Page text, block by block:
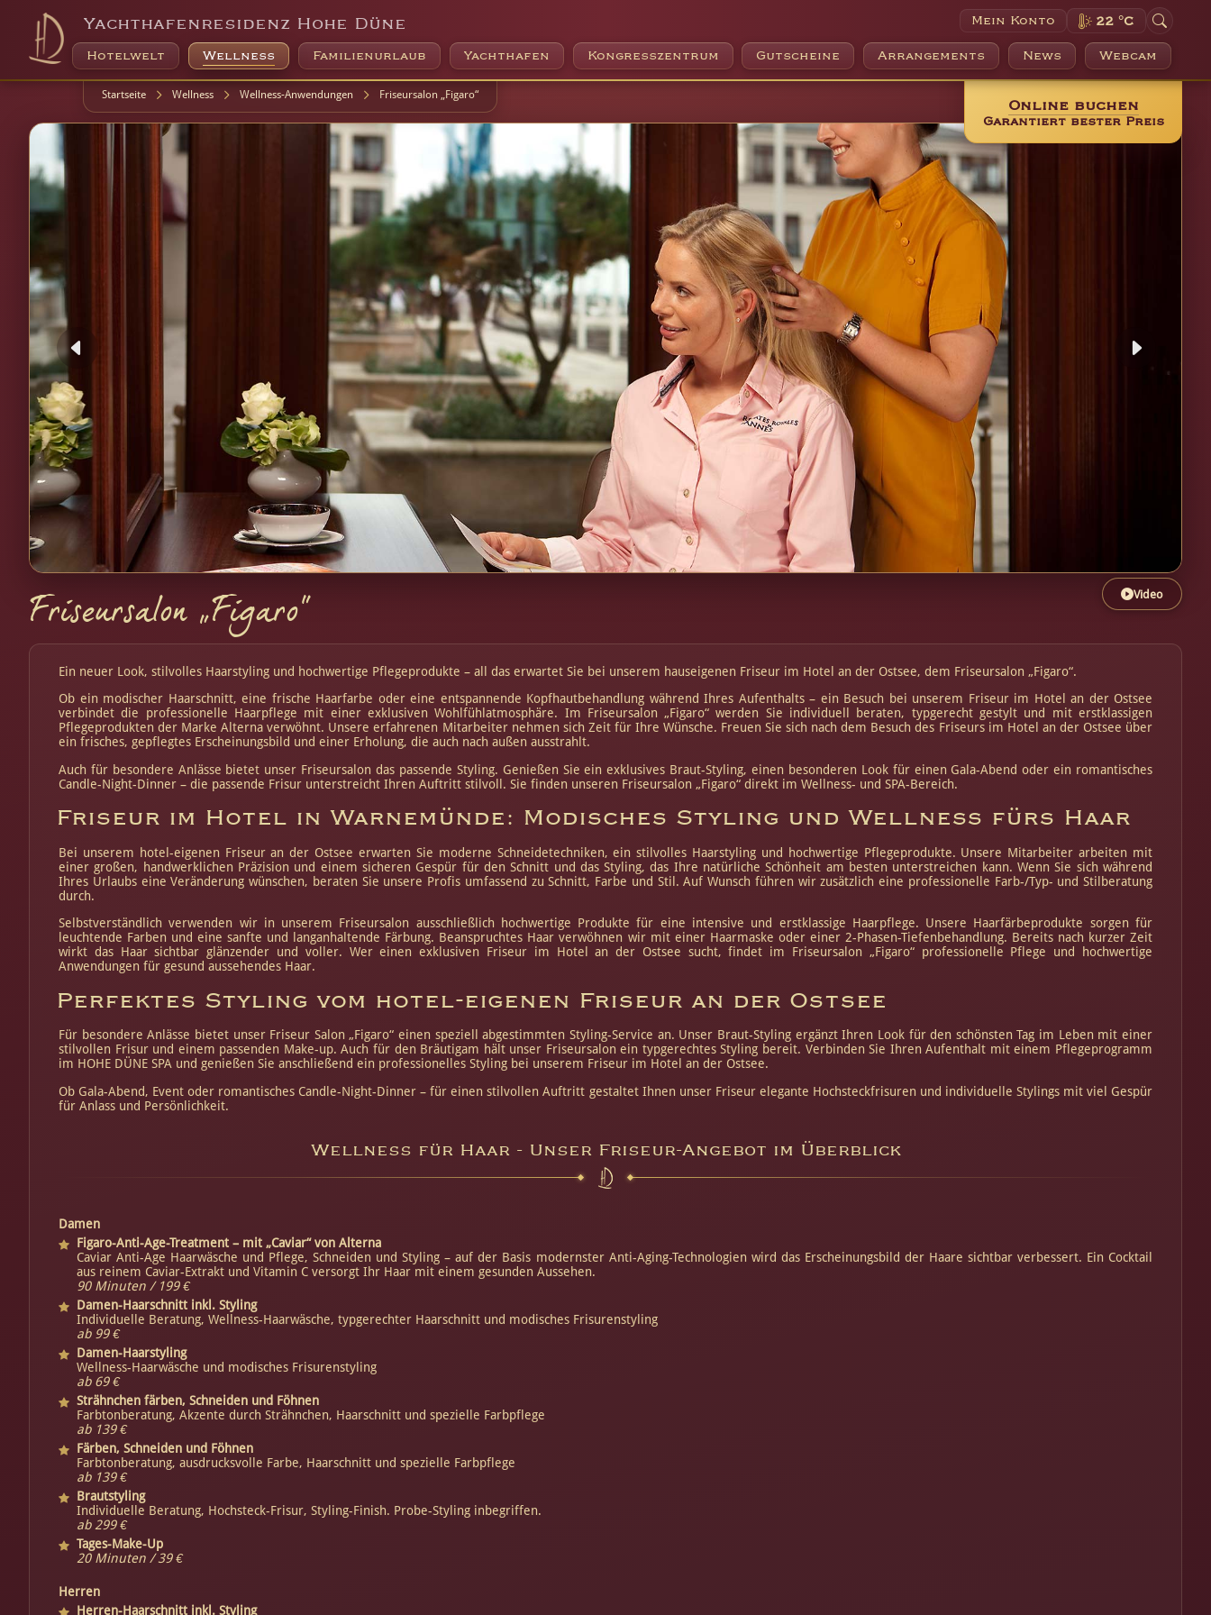
Yachthafenresidenz Hohe Düne
Hotelwelt Wellness Familienurlaub Yachthafen Kongresszentrum Gutscheine Arrangements News Webcam
Mein Konto 22 °C
Online buchen
Garantiert bester Preis
Startseite Wellness Wellness-Anwendungen Friseursalon „Figaro“
Friseursalon „Figaro“
Ein neuer Look, stilvolles Haarstyling und hochwertige Pflegeprodukte – all das erwartet Sie bei unserem hauseigenen Friseur im Hotel an der Ostsee, dem Friseursalon „Figaro“.
Ob ein modischer Haarschnitt, eine frische Haarfarbe oder eine entspannende Kopfhautbehandlung während Ihres Aufenthalts – ein Besuch bei unserem Friseur im Hotel an der Ostsee
verbindet die professionelle Haarpflege mit einer exklusiven Wohlfühlatmosphäre. Im Friseursalon „Figaro“ werden Sie individuell beraten, typgerecht gestylt und mit erstklassigen
Pflegeprodukten der Marke Alterna verwöhnt. Unsere erfahrenen Mitarbeiter nehmen sich Zeit für Ihre Wünsche. Freuen Sie sich nach dem Besuch des Friseurs im Hotel an der Ostsee über
ein frisches, gepflegtes Erscheinungsbild und einer Erholung, die auch nach außen ausstrahlt.
Auch für besondere Anlässe bietet unser Friseursalon das passende Styling. Genießen Sie ein exklusives Braut-Styling, einen besonderen Look für einen Gala-Abend oder ein romantisches
Candle-Night-Dinner – die passende Frisur unterstreicht Ihren Auftritt stilvoll. Sie finden unseren Friseursalon „Figaro“ direkt im Wellness- und SPA-Bereich.
Friseur im Hotel in Warnemünde: Modisches Styling und Wellness fürs Haar
Bei unserem hotel-eigenen Friseur an der Ostsee erwarten Sie moderne Schneidetechniken, ein stilvolles Haarstyling und hochwertige Pflegeprodukte. Unsere Mitarbeiter arbeiten mit
einer großen, handwerklichen Präzision und einem sicheren Gespür für den Schnitt und das Styling, das Ihre natürliche Schönheit am besten unterstreichen kann. Wenn Sie sich während
Ihres Urlaubs eine Veränderung wünschen, beraten Sie unsere Profis umfassend zu Schnitt, Farbe und Stil. Auf Wunsch führen wir zusätzlich eine professionelle Farb-/Typ- und Stilberatung
durch.
Selbstverständlich verwenden wir in unserem Friseursalon ausschließlich hochwertige Produkte für eine intensive und erstklassige Haarpflege. Unsere Haarfärbeprodukte sorgen für
leuchtende Farben und eine sanfte und langanhaltende Färbung. Beanspruchtes Haar verwöhnen wir mit einer Haarmaske oder einer 2-Phasen-Tiefenbehandlung. Bereits nach kurzer Zeit
wirkt das Haar sichtbar glänzender und voller. Wer einen exklusiven Friseur im Hotel an der Ostsee sucht, findet im Friseursalon „Figaro“ professionelle Pflege und hochwertige
Anwendungen für gesund aussehendes Haar.
Perfektes Styling vom hotel-eigenen Friseur an der Ostsee
Für besondere Anlässe bietet unser Friseur Salon „Figaro“ einen speziell abgestimmten Styling-Service an. Unser Braut-Styling ergänzt Ihren Look für den schönsten Tag im Leben mit einer
stilvollen Frisur und einem passenden Make-up. Auch für den Bräutigam hält unser Friseursalon ein typgerechtes Styling bereit. Verbinden Sie Ihren Aufenthalt mit einem Pflegeprogramm
im HOHE DÜNE SPA und genießen Sie anschließend ein professionelles Styling bei unserem Friseur im Hotel an der Ostsee.
Ob Gala-Abend, Event oder romantisches Candle-Night-Dinner – für einen stilvollen Auftritt gestaltet Ihnen unser Friseur elegante Hochsteckfrisuren und individuelle Stylings mit viel Gespür
für Anlass und Persönlichkeit.
Wellness für Haar - Unser Friseur-Angebot im Überblick
Damen
Figaro-Anti-Age-Treatment – mit „Caviar“ von Alterna
Caviar Anti-Age Haarwäsche und Pflege, Schneiden und Styling – auf der Basis modernster Anti-Aging-Technologien wird das Erscheinungsbild der Haare sichtbar verbessert. Ein Cocktail
aus reinem Caviar-Extrakt und Vitamin C versorgt Ihr Haar mit einem gesunden Aussehen.
90 Minuten / 199 €
Damen-Haarschnitt inkl. Styling
Individuelle Beratung, Wellness-Haarwäsche, typgerechter Haarschnitt und modisches Frisurenstyling
ab 99 €
Damen-Haarstyling
Wellness-Haarwäsche und modisches Frisurenstyling
ab 69 €
Strähnchen färben, Schneiden und Föhnen
Farbtonberatung, Akzente durch Strähnchen, Haarschnitt und spezielle Farbpflege
ab 139 €
Färben, Schneiden und Föhnen
Farbtonberatung, ausdrucksvolle Farbe, Haarschnitt und spezielle Farbpflege
ab 139 €
Brautstyling
Individuelle Beratung, Hochsteck-Frisur, Styling-Finish. Probe-Styling inbegriffen.
ab 299 €
Tages-Make-Up
20 Minuten / 39 €
Herren
Herren-Haarschnitt inkl. Styling
Video